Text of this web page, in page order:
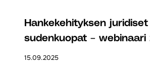
Hankekehityksen juridiset
sudenkuopat – webinaari
15.09.2025